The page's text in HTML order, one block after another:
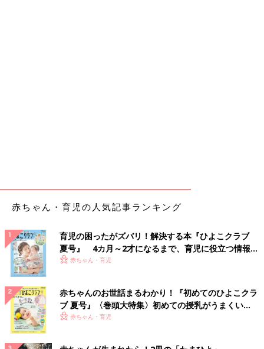
赤ちゃん・育児の人気記事ランキング
育児の困ったがズバリ！解決する本『ひよこクラブ
夏号』 4カ月～2才になるまで、育児に役立つ情報が
いっぱい！
赤ちゃん・育児
赤ちゃんのお世話まるわかり！『初めてのひよこクラ
ブ 夏号』〈巻頭大特集〉初めての授乳がうまくい
く！ おっぱい・ミルクの基本と夏のトラブル 解決テ
赤ちゃん・育児